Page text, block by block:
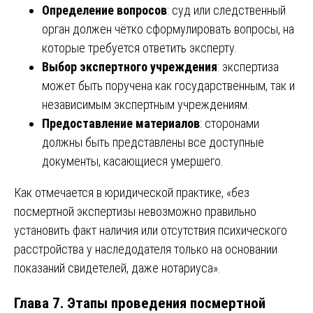
Определение вопросов: суд или следственный
орган должен чётко сформулировать вопросы, на
которые требуется ответить эксперту.
Выбор экспертного учреждения: экспертиза
может быть поручена как государственным, так и
независимым экспертным учреждениям.
Предоставление материалов: сторонами
должны быть представлены все доступные
документы, касающиеся умершего.
Как отмечается в юридической практике, «без
посмертной экспертизы невозможно правильно
установить факт наличия или отсутствия психического
расстройства у наследодателя только на основании
показаний свидетелей, даже нотариуса».
Глава 7. Этапы проведения посмертной